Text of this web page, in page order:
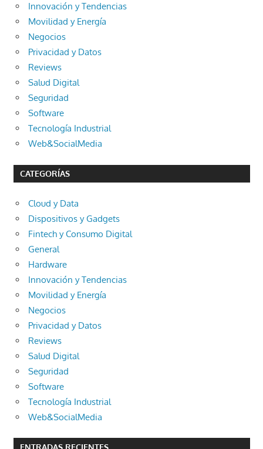
Innovación y Tendencias
Movilidad y Energía
Negocios
Privacidad y Datos
Reviews
Salud Digital
Seguridad
Software
Tecnología Industrial
Web&SocialMedia
CATEGORÍAS
Cloud y Data
Dispositivos y Gadgets
Fintech y Consumo Digital
General
Hardware
Innovación y Tendencias
Movilidad y Energía
Negocios
Privacidad y Datos
Reviews
Salud Digital
Seguridad
Software
Tecnología Industrial
Web&SocialMedia
ENTRADAS RECIENTES